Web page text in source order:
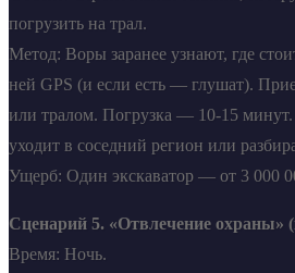
погрузить на трал.
Метод: Воры заранее узнают, где
ней GPS (и если есть — глушат).
или тралом. Погрузка — 10-15
уходит в соседний регион или
Ущерб: Один экскаватор — от 3 000
Сценарий 5. «Отвлечение охраны»
Время: Ночь.